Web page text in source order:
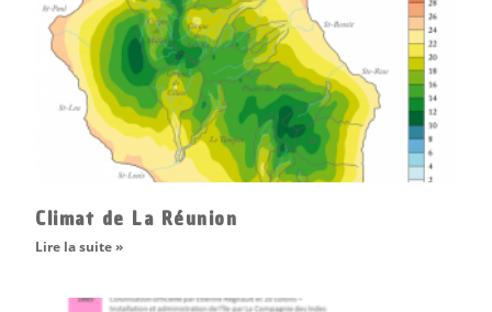
Climat de La Réunion
Lire la suite »